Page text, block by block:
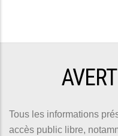
Tous les informations
accès public libre,